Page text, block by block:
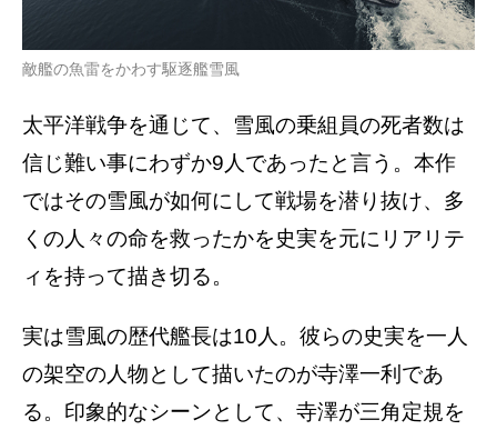
敵艦の魚雷をかわす駆逐艦雪風
太平洋戦争を通じて、雪風の乗組員の死者数は
信じ難い事にわずか9人であったと言う。本作
ではその雪風が如何にして戦場を潜り抜け、多
くの人々の命を救ったかを史実を元にリアリテ
ィを持って描き切る。
実は雪風の歴代艦長は10人。彼らの史実を一人
の架空の人物として描いたのが寺澤一利であ
る。印象的なシーンとして、寺澤が三角定規を